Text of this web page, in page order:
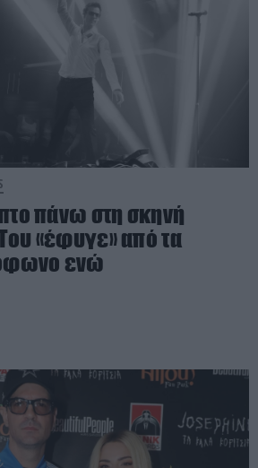
πάνω στη σκηνή
«έφυγε» από τα
ενώ